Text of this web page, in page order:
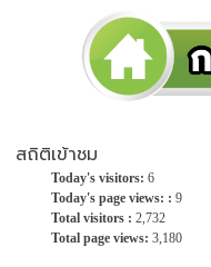
สถิติเข้าชม
Today's visitors: 6
Today's page views: : 9
Total visitors : 2,732
Total page views: 3,180